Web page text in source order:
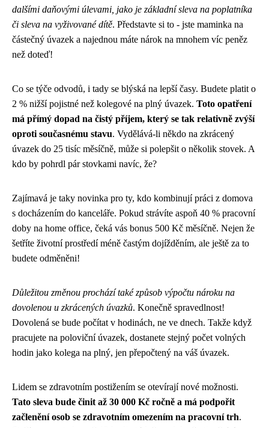
dalšími daňovými úlevami, jako je základní sleva na poplatníka
či sleva na vyživované dítě. Představte si to - jste maminka na
částečný úvazek a najednou máte nárok na mnohem víc peněz
než doteď!
Co se týče odvodů, i tady se blýská na lepší časy. Budete platit o
2 % nižší pojistné než kolegové na plný úvazek. Toto opatření
má přímý dopad na čistý příjem, který se tak relativně zvýší
oproti současnému stavu. Vydělává-li někdo na zkrácený
úvazek do 25 tisíc měsíčně, může si polepšit o několik stovek. A
kdo by pohrdl pár stovkami navíc, že?
Zajímavá je taky novinka pro ty, kdo kombinují práci z domova
s docházením do kanceláře. Pokud strávíte aspoň 40 % pracovní
doby na home office, čeká vás bonus 500 Kč měsíčně. Nejen že
šetříte životní prostředí méně častým dojížděním, ale ještě za to
budete odměněni!
Důležitou změnou prochází také způsob výpočtu nároku na
dovolenou u zkrácených úvazků. Konečně spravedlnost!
Dovolená se bude počítat v hodinách, ne ve dnech. Takže když
pracujete na poloviční úvazek, dostanete stejný počet volných
hodin jako kolega na plný, jen přepočtený na váš úvazek.
Lidem se zdravotním postižením se otevírají nové možnosti.
Tato sleva bude činit až 30 000 Kč ročně a má podpořit
začlenění osob se zdravotním omezením na pracovní trh.